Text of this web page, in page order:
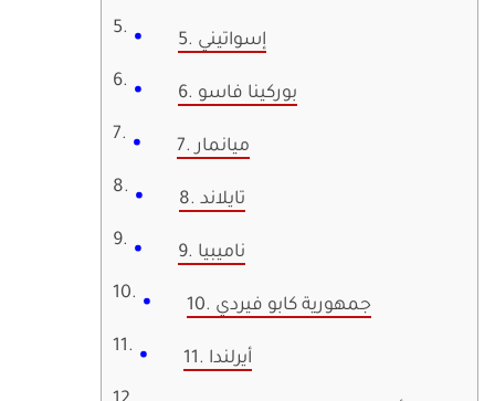
5. إسواتيني
6. بوركينا فاسو
7. ميانمار
8. تايلاند
9. ناميبيا
10. جمهورية كابو فيردي
11. أيرلندا